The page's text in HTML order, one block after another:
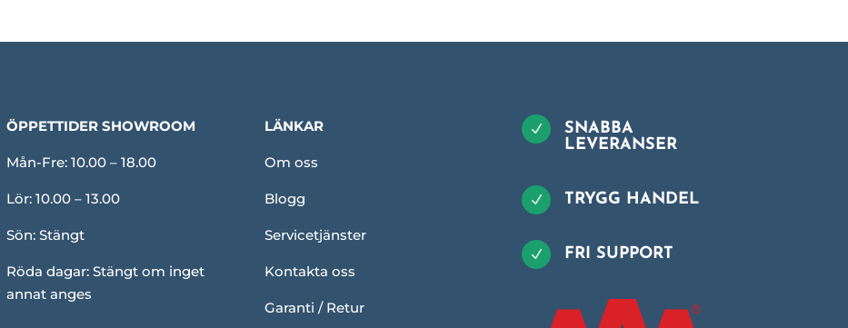
ÖPPETTIDER SHOWROOM
Mån-Fre: 10.00 – 18.00
Lör: 10.00 – 13.00
Sön: Stängt
Röda dagar: Stängt om inget
annat anges
LÄNKAR
Om oss
Blogg
Servicetjänster
Kontakta oss
Garanti / Retur
N
SNABBA
LEVERANSER
N TRYGG HANDEL
N FRI SUPPORT